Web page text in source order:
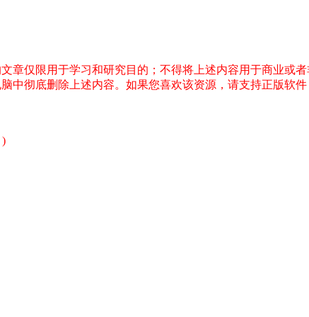
章仅限用于学习和研究目的；不得将上述内容用于商业或
中彻底删除上述内容。如果您喜欢该资源，请支持正版软件
)